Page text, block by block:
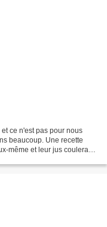
ce n'est pas pour nous
beaucoup. Une recette
même et leur jus coulera